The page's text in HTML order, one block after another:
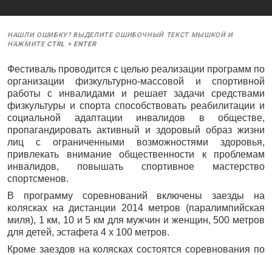
НАШЛИ ОШИБКУ? ВЫДЕЛИТЕ ОШИБОЧНЫЙ ТЕКСТ МЫШКОЙ И
НАЖМИТЕ CTRL + ENTER
Фестиваль проводится с целью реализации программ по
организации физкультурно-массовой и спортивной
работы с инвалидами и решает задачи средствами
физкультуры и спорта способствовать реабилитации и
социальной адаптации инвалидов в обществе,
пропагандировать активный и здоровый образ жизни
лиц с ограниченными возможностями здоровья,
привлекать внимание общественности к проблемам
инвалидов, повышать спортивное мастерство
спортсменов.
В программу соревнований включены заезды на
колясках на дистанции 2014 метров (паралимпийская
миля), 1 км, 10 и 5 км для мужчин и женщин, 500 метров
для детей, эстафета 4 х 100 метров.
Кроме заездов на колясках состоятся соревнования по